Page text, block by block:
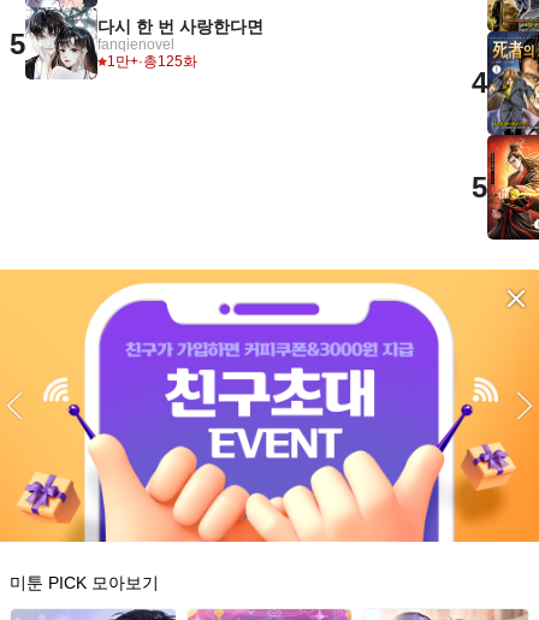
5
다시 한 번 사랑한다면
fanqienovel
1만+·총125화
4
5
미툰 PICK 모아보기